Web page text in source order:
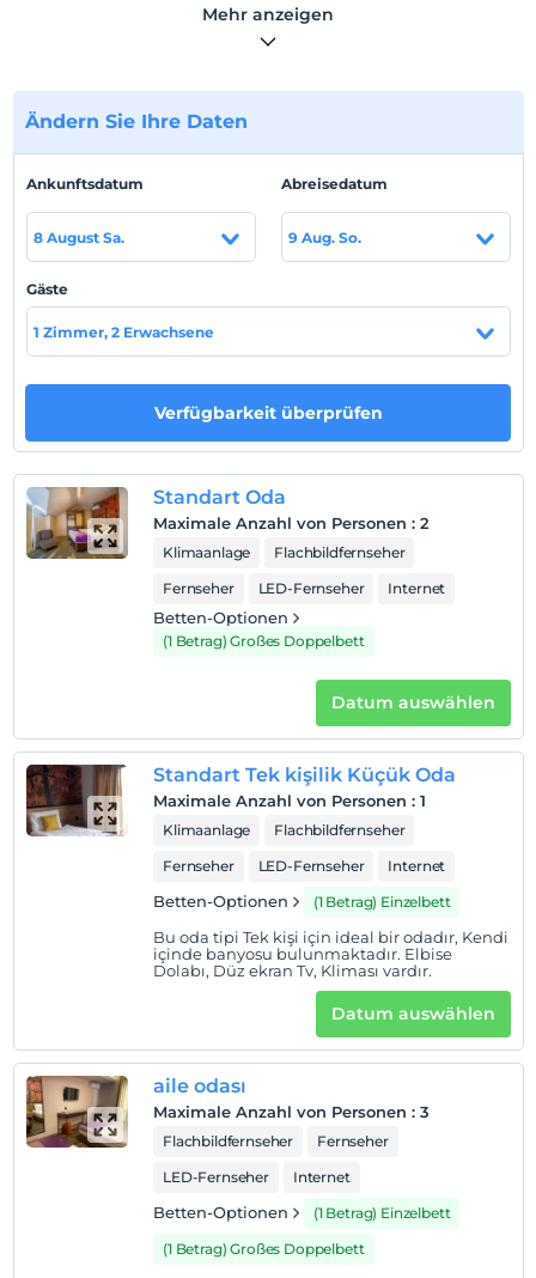
yapılara, gezi alanları ve birçok kültürel faaliyetine
yürüme mesafesinde olan tesisimizde;
imkanlarıyla konaklamaya davet ediyoruz.
Standort
konumlanmaktadır.
Strand
Auf Karte
Hotelpolitik
Einchecken
Nach 14:00
Check-out
Haustiere nicht erlaubt
Kind(er)
Der Aufenthalt für Kleinkinder bis zum Alter von 1 ist
kostenlos.
1 Der Aufenthalt für Kind(er) unter dem Alter von 3
ist/sind pro Zimmer kostenlos
Mehr anzeigen
Ändern Sie Ihre Daten
Ankunftsdatum
8 August Sa.
Abreisedatum
9 Aug. So.
Gäste
1 Zimmer, 2 Erwachsene
Verfügbarkeit überprüfen
Standart Oda
Maximale Anzahl von Personen : 2
Klimaanlage
Flachbildfernseher
Fernseher
LED-Fernseher Internet
Betten-Optionen
(1 Betrag) Großes Doppelbett
Datum auswählen
Standart Tek kişilik Küçük Oda
Maximale Anzahl von Personen : 1
Klimaanlage
Flachbildfernseher
Fernseher
LED-Fernseher Internet
Betten-Optionen (1 Betrag) Einzelbett
Bu oda tipi Tek kişi için ideal bir odadır, Kendi
içinde banyosu bulunmaktadır. Elbise
Dolabı, Düz ekran Tv, Kliması vardır.
Datum auswählen
aile odası
Maximale Anzahl von Personen : 3
Flachbildfernseher
Fernseher
LED-Fernseher
Internet
Betten-Optionen
(1 Betrag) Einzelbett
(1 Betrag) Großes Doppelbett